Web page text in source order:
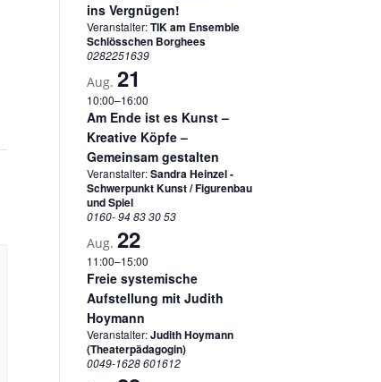
ins Vergnügen!
Veranstalter:TIK am Ensemble
Schlösschen Borghees
0282251639
Aug.21
10:00–16:00
Am Ende ist es Kunst –
Kreative Köpfe –
Gemeinsam gestalten
Veranstalter:Sandra Heinzel -
Schwerpunkt Kunst / Figurenbau
und Spiel
0160- 94 83 30 53
Aug.22
11:00–15:00
Freie systemische
Aufstellung mit Judith
Hoymann
Veranstalter:Judith Hoymann
(Theaterpädagogin)
0049-1628 601612